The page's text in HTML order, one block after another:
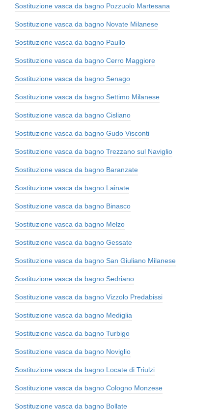
Sostituzione vasca da bagno Pozzuolo Martesana
Sostituzione vasca da bagno Novate Milanese
Sostituzione vasca da bagno Paullo
Sostituzione vasca da bagno Cerro Maggiore
Sostituzione vasca da bagno Senago
Sostituzione vasca da bagno Settimo Milanese
Sostituzione vasca da bagno Cisliano
Sostituzione vasca da bagno Gudo Visconti
Sostituzione vasca da bagno Trezzano sul Naviglio
Sostituzione vasca da bagno Baranzate
Sostituzione vasca da bagno Lainate
Sostituzione vasca da bagno Binasco
Sostituzione vasca da bagno Melzo
Sostituzione vasca da bagno Gessate
Sostituzione vasca da bagno San Giuliano Milanese
Sostituzione vasca da bagno Sedriano
Sostituzione vasca da bagno Vizzolo Predabissi
Sostituzione vasca da bagno Mediglia
Sostituzione vasca da bagno Turbigo
Sostituzione vasca da bagno Noviglio
Sostituzione vasca da bagno Locate di Triulzi
Sostituzione vasca da bagno Cologno Monzese
Sostituzione vasca da bagno Bollate